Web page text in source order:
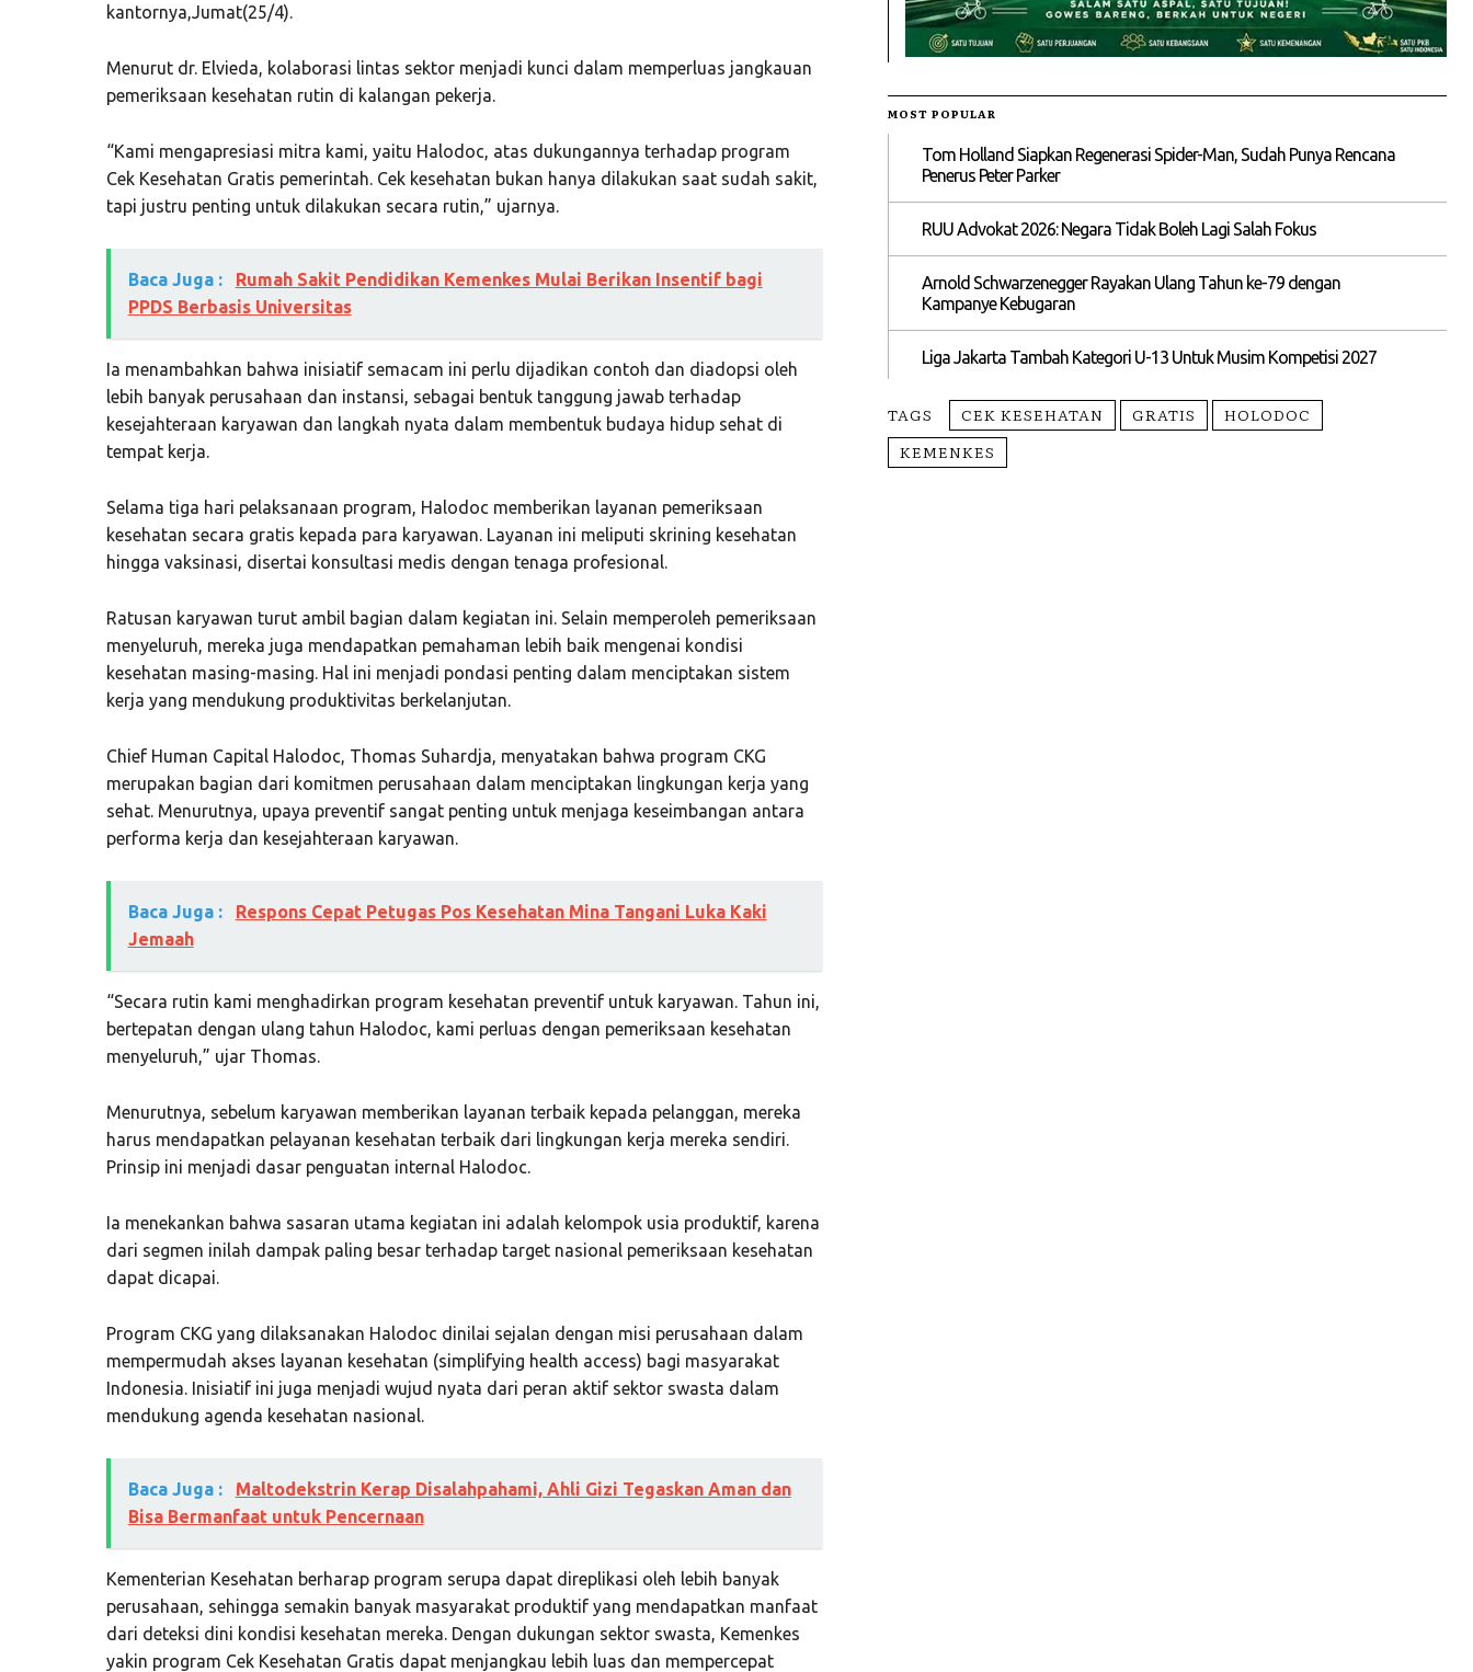
kantornya,Jumat(25/4).
Menurut dr. Elvieda, kolaborasi lintas sektor menjadi kunci dalam memperluas jangkauan
pemeriksaan kesehatan rutin di kalangan pekerja.
“Kami mengapresiasi mitra kami, yaitu Halodoc, atas dukungannya terhadap program
Cek Kesehatan Gratis pemerintah. Cek kesehatan bukan hanya dilakukan saat sudah sakit,
tapi justru penting untuk dilakukan secara rutin,” ujarnya.
Baca Juga :
Rumah Sakit Pendidikan Kemenkes Mulai Berikan Insentif bagi
PPDS Berbasis Universitas
Ia menambahkan bahwa inisiatif semacam ini perlu dijadikan contoh dan diadopsi oleh
lebih banyak perusahaan dan instansi, sebagai bentuk tanggung jawab terhadap
kesejahteraan karyawan dan langkah nyata dalam membentuk budaya hidup sehat di
tempat kerja.
Selama tiga hari pelaksanaan program, Halodoc memberikan layanan pemeriksaan
kesehatan secara gratis kepada para karyawan. Layanan ini meliputi skrining kesehatan
hingga vaksinasi, disertai konsultasi medis dengan tenaga profesional.
Ratusan karyawan turut ambil bagian dalam kegiatan ini. Selain memperoleh pemeriksaan
menyeluruh, mereka juga mendapatkan pemahaman lebih baik mengenai kondisi
kesehatan masing-masing. Hal ini menjadi pondasi penting dalam menciptakan sistem
kerja yang mendukung produktivitas berkelanjutan.
Chief Human Capital Halodoc, Thomas Suhardja, menyatakan bahwa program CKG
merupakan bagian dari komitmen perusahaan dalam menciptakan lingkungan kerja yang
sehat. Menurutnya, upaya preventif sangat penting untuk menjaga keseimbangan antara
performa kerja dan kesejahteraan karyawan.
Baca Juga :
Respons Cepat Petugas Pos Kesehatan Mina Tangani Luka Kaki
Jemaah
“Secara rutin kami menghadirkan program kesehatan preventif untuk karyawan. Tahun ini,
bertepatan dengan ulang tahun Halodoc, kami perluas dengan pemeriksaan kesehatan
menyeluruh,” ujar Thomas.
Menurutnya, sebelum karyawan memberikan layanan terbaik kepada pelanggan, mereka
harus mendapatkan pelayanan kesehatan terbaik dari lingkungan kerja mereka sendiri.
Prinsip ini menjadi dasar penguatan internal Halodoc.
Ia menekankan bahwa sasaran utama kegiatan ini adalah kelompok usia produktif, karena
dari segmen inilah dampak paling besar terhadap target nasional pemeriksaan kesehatan
dapat dicapai.
Program CKG yang dilaksanakan Halodoc dinilai sejalan dengan misi perusahaan dalam
mempermudah akses layanan kesehatan (simplifying health access) bagi masyarakat
Indonesia. Inisiatif ini juga menjadi wujud nyata dari peran aktif sektor swasta dalam
mendukung agenda kesehatan nasional.
Baca Juga :
Maltodekstrin Kerap Disalahpahami, Ahli Gizi Tegaskan Aman dan
Bisa Bermanfaat untuk Pencernaan
Kementerian Kesehatan berharap program serupa dapat direplikasi oleh lebih banyak
perusahaan, sehingga semakin banyak masyarakat produktif yang mendapatkan manfaat
dari deteksi dini kondisi kesehatan mereka. Dengan dukungan sektor swasta, Kemenkes
yakin program Cek Kesehatan Gratis dapat menjangkau lebih luas dan mempercepat
MOST POPULAR
Tom Holland Siapkan Regenerasi Spider-Man, Sudah Punya Rencana
Penerus Peter Parker
RUU Advokat 2026: Negara Tidak Boleh Lagi Salah Fokus
Arnold Schwarzenegger Rayakan Ulang Tahun ke-79 dengan
Kampanye Kebugaran
Liga Jakarta Tambah Kategori U-13 Untuk Musim Kompetisi 2027
TAGS CEK KESEHATAN GRATIS
HOLODOC
KEMENKES